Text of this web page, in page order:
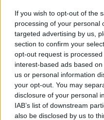
If you wish to opt-out of the
processing of your personal
targeted advertising by us,
section to confirm your
opt-out request is
interest-based ads based
us or personal information
your opt-out. You may
disclosure of your personal
IAB’s list of downstream
also be disclosed by us to
scava a
umano